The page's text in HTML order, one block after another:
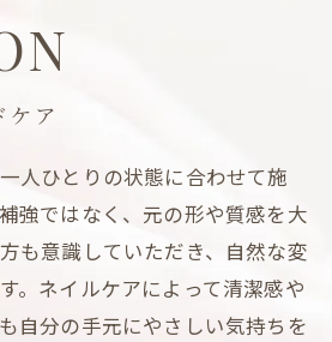
ケア
人ひとりの状態に合わせて施
強ではなく、元の形や質感を大
も意識していただき、自然な変
。ネイルケアによって清潔感や
自分の手元にやさしい気持ちを